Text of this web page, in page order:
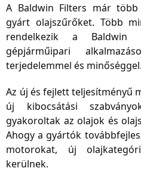
A Baldwin Filters már
gyárt olajszűrőket. Több
rendelkezik a Baldwin
gépjárműipari
terjedelemmel és minőséggel.
Az új és fejlett teljesítményű
új kibocsátási
gyakoroltak az olajok és
Ahogy a gyártók
motorokat, új
kerülnek.